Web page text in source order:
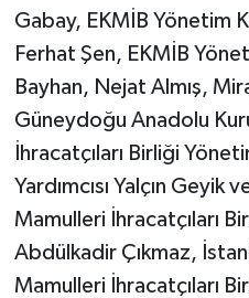
Gabay, EKMİB Yönetim
Ferhat Şen, EKMİB
Bayhan, Nejat Almış,
Güneydoğu Anadolu
İhracatçıları Birliği
Yardımcısı Yalçın Geyik
Mamulleri İhracatçıları
Abdülkadir Çıkmaz,
Mamulleri İhracatçıları